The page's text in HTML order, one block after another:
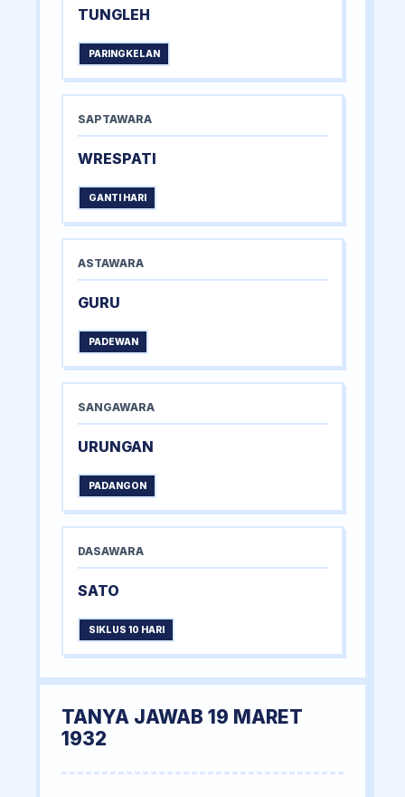
TUNGLEH
PARINGKELAN
SAPTAWARA
WRESPATI
GANTI HARI
ASTAWARA
GURU
PADEWAN
SANGAWARA
URUNGAN
PADANGON
DASAWARA
SATO
SIKLUS 10 HARI
TANYA JAWAB 19 MARET
1932